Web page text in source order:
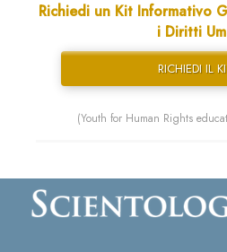
Richiedi un Kit Informativo
i Diritti
RICHIEDI IL
(Youth for Human Rights